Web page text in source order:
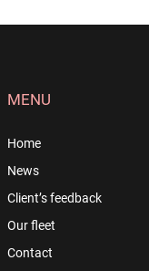
MENU
Home
News
Client’s feedback
Our fleet
Contact